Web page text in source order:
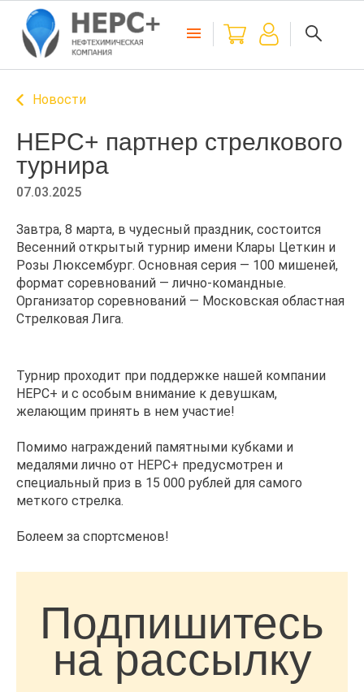
Новости
НЕРС+ партнер стрелкового
турнира
07.03.2025
Завтра, 8 марта, в чудесный праздник, состоится
Весенний открытый турнир имени Клары Цеткин и
Розы Люксембург. Основная серия — 100 мишеней,
формат соревнований — лично-командные.
Организатор соревнований — Московская областная
Стрелковая Лига.
Турнир проходит при поддержке нашей компании
НЕРС+ и с особым внимание к девушкам,
желающим принять в нем участие!
Помимо награждений памятными кубками и
медалями лично от НЕРС+ предусмотрен и
специальный приз в 15 000 рублей для самого
меткого стрелка.
Болеем за спортсменов!
Подпишитесь
на рассылку